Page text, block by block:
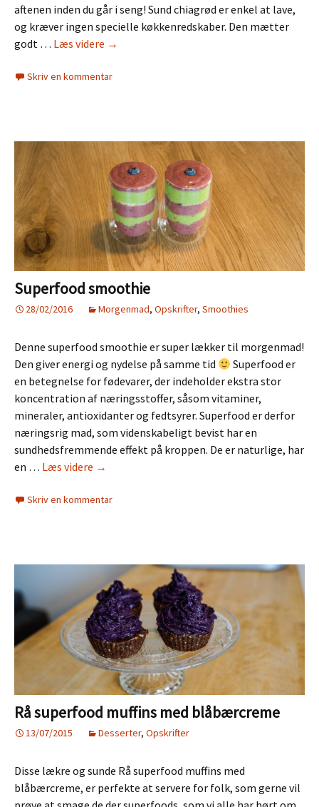
aftenen inden du går i seng! Sund chiagrød er enkel at lave,
og kræver ingen specielle køkkenredskaber. Den mætter
godt … Læs videre Sund
→
Skriv en kommentar
Superfood smoothie
28/02/2016 Morgenmad, Opskrifter, Smoothies
Denne superfood smoothie er super lækker til morgenmad!
Den giver energi og nydelse på samme tid
Superfood er
en betegnelse for fødevarer, der indeholder ekstra stor
koncentration af næringsstoffer, såsom vitaminer,
mineraler, antioxidanter og fedtsyrer. Superfood er derfor
næringsrig mad, som videnskabeligt bevist har en
sundhedsfremmende effekt på kroppen. De er naturlige, har
en … Læs videre Superfood
→
Skriv en kommentar
Rå superfood muffins med blåbærcreme
13/07/2015 Desserter, Opskrifter
Disse lækre og sunde Rå superfood muffins med
blåbærcreme, er perfekte at servere for folk, som gerne vil